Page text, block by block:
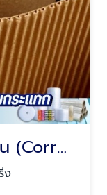
ขายส่งกระดาษลูกฟูกม้วน (Corrugated Paper)
ง